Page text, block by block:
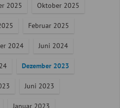
2025 Oktober 2025
Februar 2025
2024 Juni 2024
Dezember 2023
Juni 2023
Januar 2023